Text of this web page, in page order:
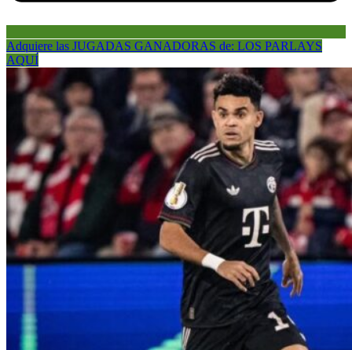
Adquiere las JUGADAS GANADORAS de: LOS PARLAYS
AQUÍ